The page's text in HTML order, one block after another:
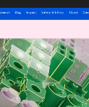
oder HR-
für all deine
dient als
für die
Dokumenten,